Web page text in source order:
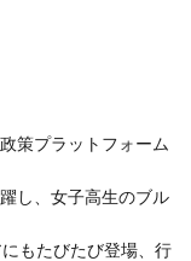
策プラットフォーム
し、女子高生のブル
もたびたび登場、行